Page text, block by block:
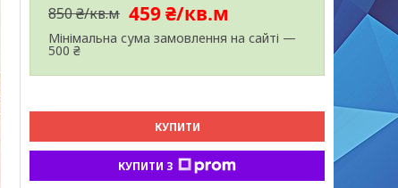
850 ₴/кв.м 459 ₴/кв.м
Мінімальна сума замовлення на сайті —
500 ₴
КУПИТИ
КУПИТИ З